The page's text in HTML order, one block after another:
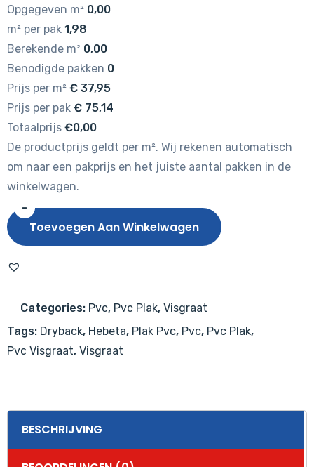
Opgegeven m² 0,00
m² per pak 1,98
Berekende m² 0,00
Benodigde pakken 0
Prijs per m² € 37,95
Prijs per pak € 75,14
Totaalprijs €0,00
De productprijs geldt per m². Wij rekenen automatisch
om naar een pakprijs en het juiste aantal pakken in de
winkelwagen.
-
Hebeta
Largo
XL
aantal
Toevoegen Aan Winkelwagen
Categories: Pvc, Pvc Plak, Visgraat
Tags: Dryback, Hebeta, Plak Pvc, Pvc, Pvc Plak,
Pvc Visgraat, Visgraat
BESCHRIJVING